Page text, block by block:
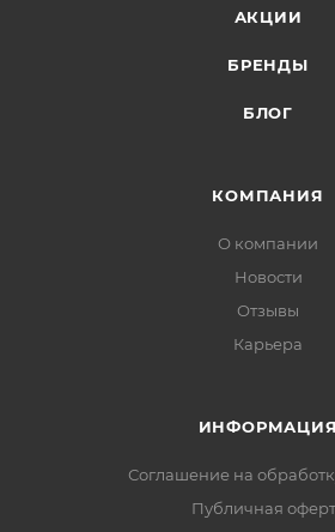
АКЦИИ
БРЕНДЫ
БЛОГ
КОМПАНИЯ
О компании
Новости
Отзывы
Карьера
ИНФОРМАЦИЯ
Соглашение на
Публичная